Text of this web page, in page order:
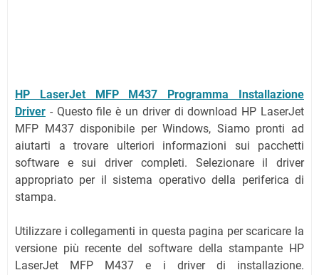
HP LaserJet MFP M437 Programma Installazione
Driver - Questo file è un driver di download HP LaserJet
MFP M437 disponibile per Windows, Siamo pronti ad
aiutarti a trovare ulteriori informazioni sui pacchetti
software e sui driver completi. Selezionare il driver
appropriato per il sistema operativo della periferica di
stampa.
Utilizzare i collegamenti in questa pagina per scaricare la
versione più recente del software della stampante HP
LaserJet MFP M437 e i driver di installazione.